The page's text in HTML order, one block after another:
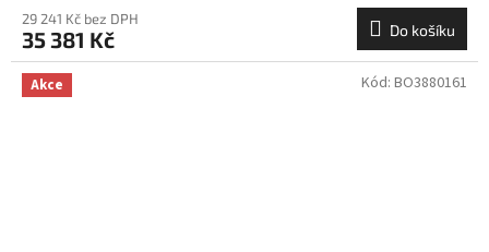
29 241 Kč bez DPH
35 381 Kč Do košíku
Akce Kód: BO3880161